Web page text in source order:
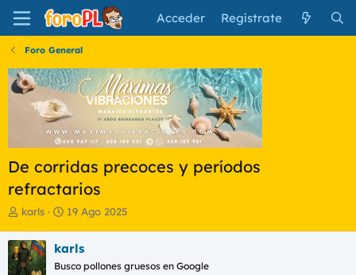
Acceder Regístrate
Foro General
De corridas precoces y períodos
refractarios
I
i
c
i
karls
F
h
a
19 Ago 2025
karls
Busco pollones gruesos en Google